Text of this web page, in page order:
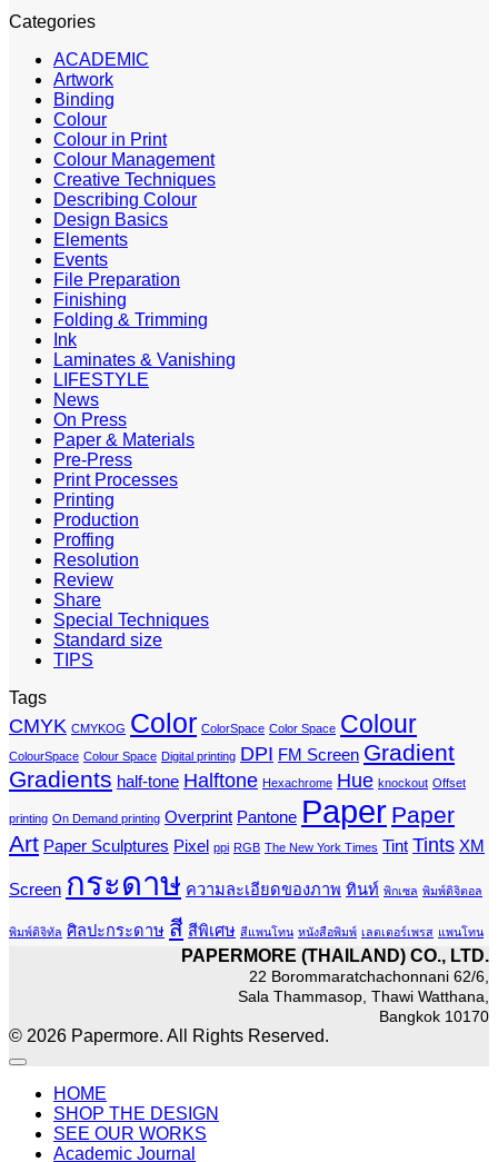
Categories
ACADEMIC
Artwork
Binding
Colour
Colour in Print
Colour Management
Creative Techniques
Describing Colour
Design Basics
Elements
Events
File Preparation
Finishing
Folding & Trimming
Ink
Laminates & Vanishing
LIFESTYLE
News
On Press
Paper & Materials
Pre-Press
Print Processes
Printing
Production
Proffing
Resolution
Review
Share
Special Techniques
Standard size
TIPS
Tags
CMYK CMYKOG Color ColorSpace Color Space Colour
ColourSpace Colour Space Digital printing DPI FM Screen Gradient
Gradients half-tone Halftone Hexachrome Hue knockout Offset
printing On Demand printing Overprint Pantone Paper Paper
Art Paper Sculptures Pixel ppi RGB The New York Times Tint Tints XM
Screen กระดาษ ความละเอียดของภาพ ทินท์ พิกเซล พิมพ์ดิจิตอล
พิมพ์ดิจิทัล ศิลปะกระดาษ สี สีพิเศษ สีแพนโทน หนังสือพิมพ์ เลตเตอร์เพรส แพนโทน
PAPERMORE (THAILAND) CO., LTD.
22 Borommaratchachonnani 62/6,
Sala Thammasop, Thawi Watthana,
Bangkok 10170
© 2026 Papermore. All Rights Reserved.
HOME
SHOP THE DESIGN
SEE OUR WORKS
Academic Journal